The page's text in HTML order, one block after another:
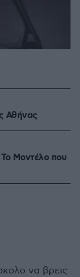
Αθήνας
Mοντέλο που
να βρεις